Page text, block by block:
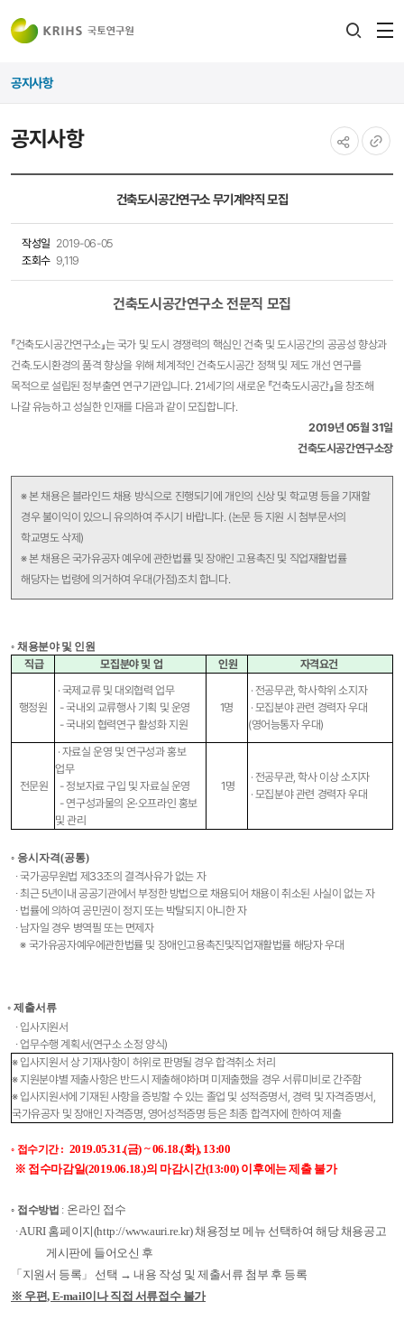
공지사항
공지사항
건축도시공간연구소 무기계약직 모집
작성일 2019-06-05
조회수 9,119
건축도시공간연구소전문직 ​ 모집
『건축도시공간연구소』는 국가 및 도시 경쟁력의 핵심인 건축 및 도시공간의 공공성 향상과
건축․도시환경의 품격 향상을 위해 체계적인 건축도시공간 정책 및 제도 개선 연구를
목적으로 설립된 정부출연 연구기관입니다. 21세기의 새로운 『건축도시공간』을 창조해
나갈 유능하고 성실한 인재를 다음과 같이 모집합니다.
2019년 05월 31일
건축도시공간연구소장
※ 본 채용은 블라인드 채용 방식으로 진행되기에 개인의 신상 및 학교명 등을 기재할
경우 불이익이 있으니 유의하여 주시기 바랍니다. (논문 등 지원 시 첨부문서의
학교명도 삭제)
※ 본 채용은 국가유공자 예우에 관한법률 및 장애인 고용촉진 및 직업재활법률
해당자는 법령에 의거하여 우대(가점)조치 합니다.​
◦ 채용분야 및 인원
직급 모집분야 및 업 인원 자격요건
행정원
· 국제교류 및 대외협력 업무
- 국내외 교류행사 기획 및 운영
- 국내외 협력연구 활성화 지원​
1명
· 전공무관, 학사학위 소지자
· 모집분야 관련 경력자 우대
(영어능통자 우대)​
전문원
· 자료실 운영 및 연구성과 홍보
업무
- 정보자료 구입 및 자료실 운영
- 연구성과물의 온·오프라인 홍보
및 관리​
1명
· 전공무관, 학사 이상 소지자
· 모집분야 관련 경력자 우대​
◦ 응시자격(공통)
∙ 국가공무원법 제33조의 결격사유가 없는 자
∙ 최근 5년이내 공공기관에서 부정한 방법으로 채용되어 채용이 취소된 사실이 없는 자
∙ 법률에 의하여 공민권이 정지 또는 박탈되지 아니한 자
∙ 남자일 경우 병역필 또는 면제자
※ 국가유공자예우에관한법률 및 장애인고용촉진및직업재활법률 해당자 우대​
◦ 제출서류
∙ 입사지원서
∙ 업무수행 계획서(연구소 소정 양식)
※ 입사지원서 상 기재사항이 허위로 판명될 경우 합격취소 처리
※ 지원분야별 제출사항은 반드시 제출해야하며 미제출했을 경우 서류미비로 간주함​
※ 입사지원서에 기재된 사항을 증빙할 수 있는 졸업 및 성적증명서, 경력 및 자격증명서,
국가유공자 및 장애인 자격증명, 영어성적증명 등은 최종 합격자에 한하여 제출​​​
◦ 접수기간: 2019.05.31.(금) ~ 06.18.(화), 13:00
※ 접수마감일(2019.06.18.)의 마감시간(13:00) 이후에는 제출 불가
◦ 접수방법 : 온라인 접수
∙ AURI 홈페이지(http://www.auri.re.kr) 채용정보 메뉴 선택하여 해당 채용공고
게시판에 들어오신 후
「지원서 등록」 선택 → 내용 작성 및 제출서류 첨부 후 등록
※ 우편, E-mail이나 직접 서류접수 불가